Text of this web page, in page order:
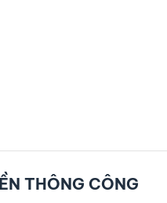
THÔNG CÔNG